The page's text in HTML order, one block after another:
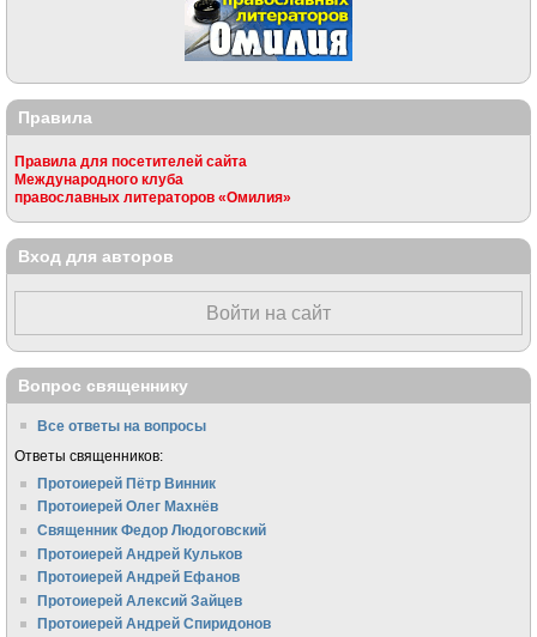
Правила
Правила для посетителей сайта
Международного клуба
православных литераторов «Омилия»
Вход для авторов
Войти на сайт
Вопрос священнику
Все ответы на вопросы
Ответы священников:
Протоиерей Пётр Винник
Протоиерей Олег Махнёв
Священник Федор Людоговский
Протоиерей Андрей Кульков
Протоиерей Андрей Ефанов
Протоиерей Алексий Зайцев
Протоиерей Андрей Спиридонов